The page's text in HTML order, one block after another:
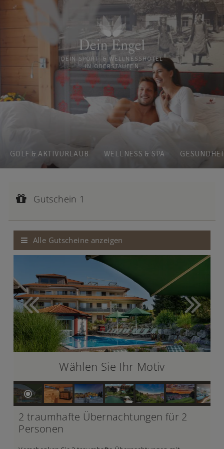
DEIN SPORT- & WELLNESSHOTEL
IN OBERSTAUFEN
GOLF & AKTIVURLAUB WELLNESS & SPA
Gutscheinwert:
Gutschein 1
Alle Gutscheine anzeigen
Wählen Sie Ihr Motiv
2 traumhafte Übernachtungen für 2
Personen